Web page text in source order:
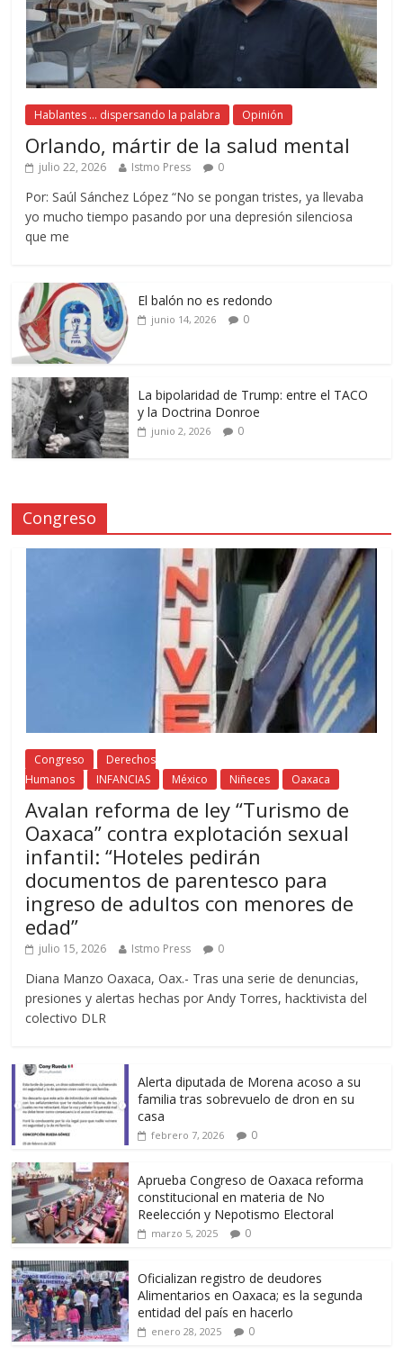
Hablantes ... dispersando la palabra Opinión
Orlando, mártir de la salud mental
julio 22, 2026 Istmo Press 0
Por: Saúl Sánchez López “No se pongan tristes, ya llevaba
yo mucho tiempo pasando por una depresión silenciosa
que me
El balón no es redondo
junio 14, 2026 0
La bipolaridad de Trump: entre el TACO
y la Doctrina Donroe
junio 2, 2026 0
Congreso
Congreso
Derechos
Humanos
INFANCIAS México Niñeces Oaxaca
Avalan reforma de ley “Turismo de
Oaxaca” contra explotación sexual
infantil: “Hoteles pedirán
documentos de parentesco para
ingreso de adultos con menores de
edad”
julio 15, 2026 Istmo Press 0
Diana Manzo Oaxaca, Oax.- Tras una serie de denuncias,
presiones y alertas hechas por Andy Torres, hacktivista del
colectivo DLR
Alerta diputada de Morena acoso a su
familia tras sobrevuelo de dron en su
casa
febrero 7, 2026 0
Aprueba Congreso de Oaxaca reforma
constitucional en materia de No
Reelección y Nepotismo Electoral
marzo 5, 2025 0
Oficializan registro de deudores
Alimentarios en Oaxaca; es la segunda
entidad del país en hacerlo
enero 28, 2025 0